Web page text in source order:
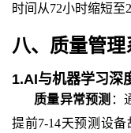
时间从72小时缩短至
八、质量管
1.AI与机器学习深
质量异常预测 ：
提前7-14天预测设